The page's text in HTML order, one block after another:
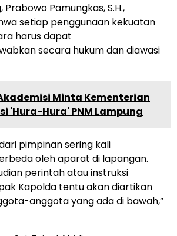
Pamungkas, S.H.,
setiap penggunaan kekuatan
harus dapat
secara hukum dan diawasi
Minta Kementerian
'Hura-Hura' PNM Lampung
pimpinan sering kali
oleh aparat di lapangan.
perintah atau instruksi
Kapolda tentu akan diartikan
anggota yang ada di bawah,”